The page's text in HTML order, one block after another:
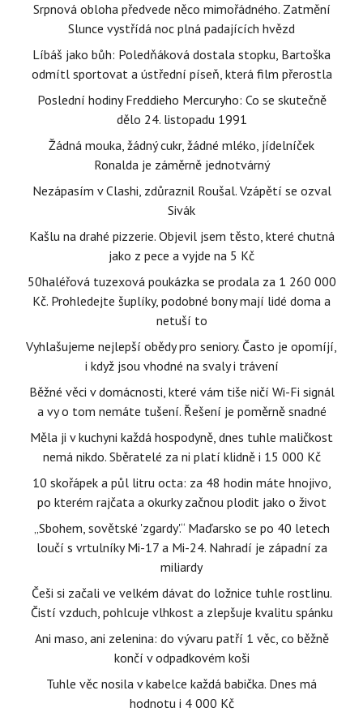
Srpnová obloha předvede něco mimořádného. Zatmění
Slunce vystřídá noc plná padajících hvězd
Líbáš jako bůh: Poledňáková dostala stopku, Bartoška
odmítl sportovat a ústřední píseň, která film přerostla
Poslední hodiny Freddieho Mercuryho: Co se skutečně
dělo 24. listopadu 1991
Žádná mouka, žádný cukr, žádné mléko, jídelníček
Ronalda je záměrně jednotvárný
Nezápasím v Clashi, zdůraznil Roušal. Vzápětí se ozval
Sivák
Kašlu na drahé pizzerie. Objevil jsem těsto, které chutná
jako z pece a vyjde na 5 Kč
50haléřová tuzexová poukázka se prodala za 1 260 000
Kč. Prohledejte šuplíky, podobné bony mají lidé doma a
netuší to
Vyhlašujeme nejlepší obědy pro seniory. Často je opomíjí,
i když jsou vhodné na svaly i trávení
Běžné věci v domácnosti, které vám tiše ničí Wi-Fi signál
a vy o tom nemáte tušení. Řešení je poměrně snadné
Měla ji v kuchyni každá hospodyně, dnes tuhle maličkost
nemá nikdo. Sběratelé za ni platí klidně i 15 000 Kč
10 skořápek a půl litru octa: za 48 hodin máte hnojivo,
po kterém rajčata a okurky začnou plodit jako o život
„Sbohem, sovětské 'zgardy'.“ Maďarsko se po 40 letech
loučí s vrtulníky Mi-17 a Mi-24. Nahradí je západní za
miliardy
Češi si začali ve velkém dávat do ložnice tuhle rostlinu.
Čistí vzduch, pohlcuje vlhkost a zlepšuje kvalitu spánku
Ani maso, ani zelenina: do vývaru patří 1 věc, co běžně
končí v odpadkovém koši
Tuhle věc nosila v kabelce každá babička. Dnes má
hodnotu i 4 000 Kč